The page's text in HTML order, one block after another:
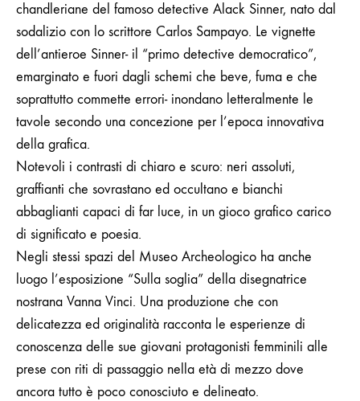
chandleriane del famoso detective Alack Sinner, nato dal
sodalizio con lo scrittore Carlos Sampayo. Le vignette
dell’antieroe Sinner- il “primo detective democratico”,
emarginato e fuori dagli schemi che beve, fuma e che
soprattutto commette errori- inondano letteralmente le
tavole secondo una concezione per l’epoca innovativa
della grafica.
Notevoli i contrasti di chiaro e scuro: neri assoluti,
graffianti che sovrastano ed occultano e bianchi
abbaglianti capaci di far luce, in un gioco grafico carico
di significato e poesia.
Negli stessi spazi del Museo Archeologico ha anche
luogo l’esposizione “Sulla soglia” della disegnatrice
nostrana Vanna Vinci. Una produzione che con
delicatezza ed originalità racconta le esperienze di
conoscenza delle sue giovani protagonisti femminili alle
prese con riti di passaggio nella età di mezzo dove
ancora tutto è poco conosciuto e delineato.